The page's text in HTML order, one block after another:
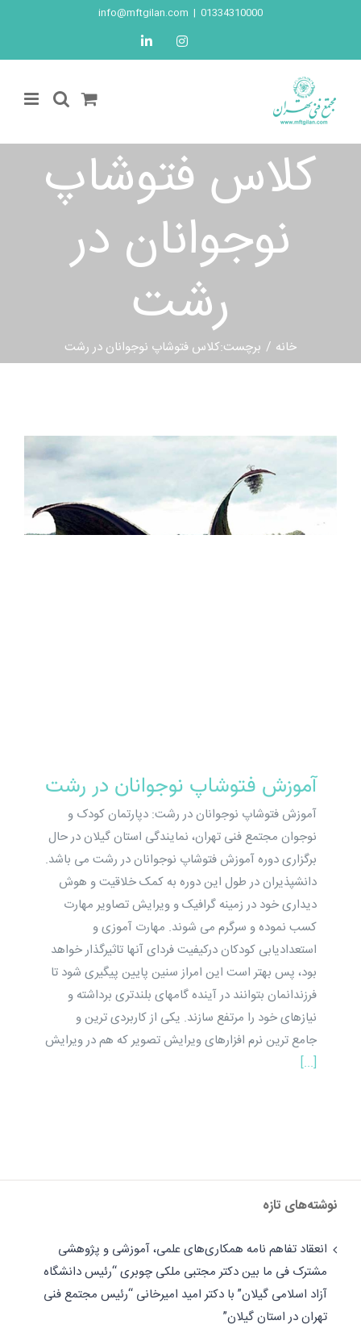
content
01334310000
|
info@mftgilan.com
Instagram
LinkedIn
کلاس فتوشاپ
نوجوانان در
رشت
خانه برچست:کلاس فتوشاپ نوجوانان در رشت
آموزش فتوشاپ نوجوانان در رشت
آموزش فتوشاپ نوجوانان در رشت: دپارتمان کودک و
نوجوان مجتمع فنی تهران، نمایندگی استان گیلان در حال
برگزاری دوره آموزش فتوشاپ نوجوانان در رشت می‌ باشد.
دانشپذیران در طول این دوره به کمک خلاقیت و هوش
دیداری خود در زمینه گرافیک و ویرایش تصاویر مهارت
کسب نموده و سرگرم می ­شوند. مهارت ­آموزی و
استعدادیابی کودکان درکیفیت فردای آنها تاثیرگذار خواهد
بود، پس بهتر است این امراز سنین پایین پیگیری شود تا
فرزندانمان بتوانند در آینده گام­های بلندتری برداشته و
نیازهای خود را مرتفع سازند. یکی از کاربردی­ ترین و
جامع ­ترین نرم­ افزارهای ویرایش تصویر که هم در ویرایش
[...]
نوشته‌های تازه
انعقاد تفاهم نامه همکاری‌های علمی، آموزشی و پژوهشی
مشترک فی ما بین دکتر مجتبی ملکی چوبری “رئیس دانشگاه
آزاد اسلامی گیلان” با دکتر امید امیرخانی “رئیس مجتمع فنی
تهران در استان گیلان”